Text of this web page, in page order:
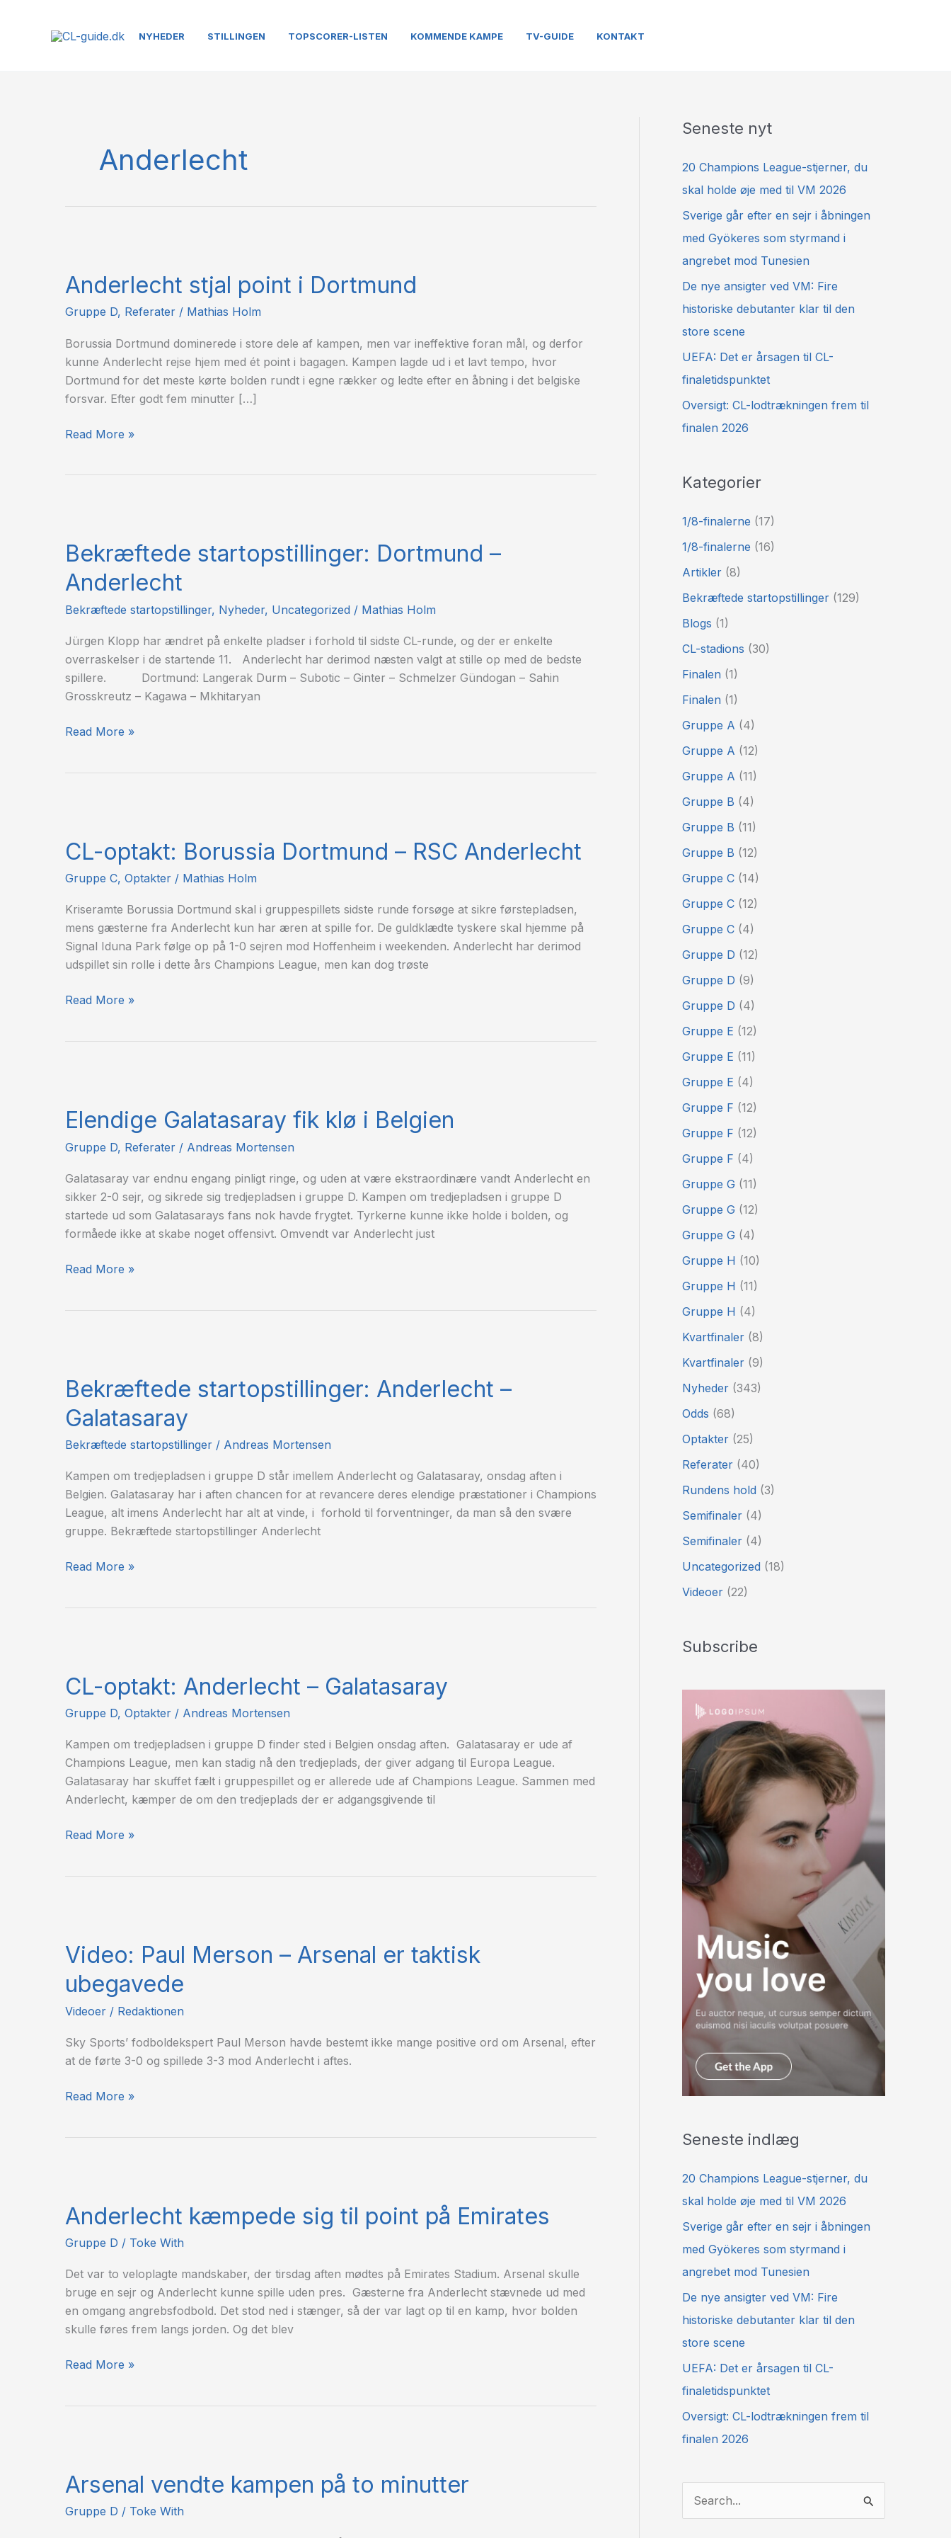
NYHEDER STILLINGEN TOPSCORER-LISTEN KOMMENDE KAMPE TV-GUIDE KONTAKT
Anderlecht
Anderlecht stjal point i Dortmund
Gruppe D, Referater / Mathias Holm
Borussia Dortmund dominerede i store dele af kampen, men var ineffektive foran mål, og derfor
kunne Anderlecht rejse hjem med ét point i bagagen. Kampen lagde ud i et lavt tempo, hvor
Dortmund for det meste kørte bolden rundt i egne rækker og ledte efter en åbning i det belgiske
forsvar. Efter godt fem minutter […]
point
Dortmund
Read More »
Bekræftede startopstillinger: Dortmund –
Anderlecht
Bekræftede startopstillinger, Nyheder, Uncategorized / Mathias Holm
Jürgen Klopp har ændret på enkelte pladser i forhold til sidste CL-runde, og der er enkelte
overraskelser i de startende 11. Anderlecht har derimod næsten valgt at stille op med de bedste
spillere. Dortmund: Langerak Durm – Subotic – Ginter – Schmelzer Gündogan – Sahin
Grosskreutz – Kagawa – Mkhitaryan
Dortmund
Anderlecht
Read More »
CL-optakt: Borussia Dortmund – RSC Anderlecht
Gruppe C, Optakter / Mathias Holm
Kriseramte Borussia Dortmund skal i gruppespillets sidste runde forsøge at sikre førstepladsen,
mens gæsterne fra Anderlecht kun har æren at spille for. De guldklædte tyskere skal hjemme på
Signal Iduna Park følge op på 1-0 sejren mod Hoffenheim i weekenden. Anderlecht har derimod
udspillet sin rolle i dette års Champions League, men kan dog trøste
Borussia
–
RSC
Read More »
Elendige Galatasaray fik klø i Belgien
Gruppe D, Referater / Andreas Mortensen
Galatasaray var endnu engang pinligt ringe, og uden at være ekstraordinære vandt Anderlecht en
sikker 2-0 sejr, og sikrede sig tredjepladsen i gruppe D. Kampen om tredjepladsen i gruppe D
startede ud som Galatasarays fans nok havde frygtet. Tyrkerne kunne ikke holde i bolden, og
formåede ikke at skabe noget offensivt. Omvendt var Anderlecht just
fik
i
Belgien
Read More »
Bekræftede startopstillinger: Anderlecht –
Galatasaray
Bekræftede startopstillinger / Andreas Mortensen
Kampen om tredjepladsen i gruppe D står imellem Anderlecht og Galatasaray, onsdag aften i
Belgien. Galatasaray har i aften chancen for at revancere deres elendige præstationer i Champions
League, alt imens Anderlecht har alt at vinde, i forhold til forventninger, da man så den svære
gruppe. Bekræftede startopstillinger Anderlecht
Anderlecht
Galatasaray
Read More »
CL-optakt: Anderlecht – Galatasaray
Gruppe D, Optakter / Andreas Mortensen
Kampen om tredjepladsen i gruppe D finder sted i Belgien onsdag aften. Galatasaray er ude af
Champions League, men kan stadig nå den tredjeplads, der giver adgang til Europa League.
Galatasaray har skuffet fælt i gruppespillet og er allerede ude af Champions League. Sammen med
Anderlecht, kæmper de om den tredjeplads der er adgangsgivende til
Anderlecht
Galatasaray
Read More »
Video: Paul Merson – Arsenal er taktisk
ubegavede
Videoer / Redaktionen
Sky Sports’ fodboldekspert Paul Merson havde bestemt ikke mange positive ord om Arsenal, efter
at de førte 3-0 og spillede 3-3 mod Anderlecht i aftes.
Merson
Arsenal
er
ubegavede
Read More »
Anderlecht kæmpede sig til point på Emirates
Gruppe D / Toke With
Det var to veloplagte mandskaber, der tirsdag aften mødtes på Emirates Stadium. Arsenal skulle
bruge en sejr og Anderlecht kunne spille uden pres. Gæsterne fra Anderlecht stævnede ud med
en omgang angrebsfodbold. Det stod ned i stænger, så der var lagt op til en kamp, hvor bolden
skulle føres frem langs jorden. Og det blev
sig
point
på
Emirates
Read More »
Arsenal vendte kampen på to minutter
Gruppe D / Toke With
kampen
to
Seneste nyt
20 Champions League-stjerner, du
skal holde øje med til VM 2026
Sverige går efter en sejr i åbningen
med Gyökeres som styrmand i
angrebet mod Tunesien
De nye ansigter ved VM: Fire
historiske debutanter klar til den
store scene
UEFA: Det er årsagen til CL-
finaletidspunktet
Oversigt: CL-lodtrækningen frem til
finalen 2026
Kategorier
1/8-finalerne (17)
1/8-finalerne (16)
Artikler (8)
Bekræftede startopstillinger (129)
Blogs (1)
CL-stadions (30)
Finalen (1)
Finalen (1)
Gruppe A (4)
Gruppe A (12)
Gruppe A (11)
Gruppe B (4)
Gruppe B (11)
Gruppe B (12)
Gruppe C (14)
Gruppe C (12)
Gruppe C (4)
Gruppe D (12)
Gruppe D (9)
Gruppe D (4)
Gruppe E (12)
Gruppe E (11)
Gruppe E (4)
Gruppe F (12)
Gruppe F (12)
Gruppe F (4)
Gruppe G (11)
Gruppe G (12)
Gruppe G (4)
Gruppe H (10)
Gruppe H (11)
Gruppe H (4)
Kvartfinaler (8)
Kvartfinaler (9)
Nyheder (343)
Odds (68)
Optakter (25)
Referater (40)
Rundens hold (3)
Semifinaler (4)
Semifinaler (4)
Uncategorized (18)
Videoer (22)
Subscribe
Seneste indlæg
20 Champions League-stjerner, du
skal holde øje med til VM 2026
Sverige går efter en sejr i åbningen
med Gyökeres som styrmand i
angrebet mod Tunesien
De nye ansigter ved VM: Fire
historiske debutanter klar til den
store scene
UEFA: Det er årsagen til CL-
finaletidspunktet
Oversigt: CL-lodtrækningen frem til
finalen 2026